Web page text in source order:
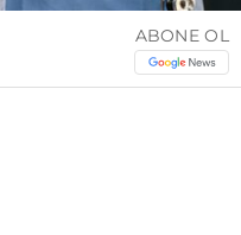
ABONE OL